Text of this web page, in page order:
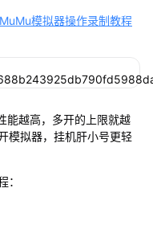
MuMu模拟器操作录制教程
能越高，多开的上限就越
模拟器，挂机肝小号更轻
：